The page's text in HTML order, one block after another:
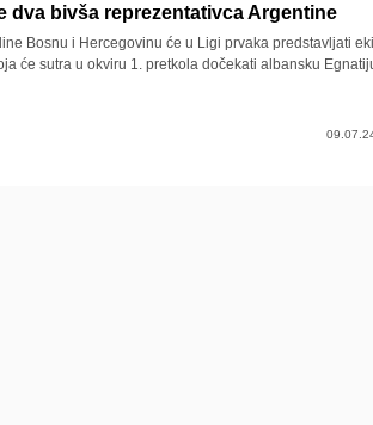
dva bivša reprezentativca Argentine
Bosnu i Hercegovinu će u Ligi prvaka predstavljati
će sutra u okviru 1. pretkola dočekati albansku